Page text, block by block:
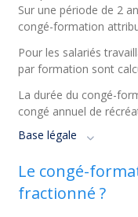
Sur une période de 2
congé-formation
Pour les salariés
par formation sont
La durée du congé-
congé annuel de
Base légale
Le congé-
fractionné ?